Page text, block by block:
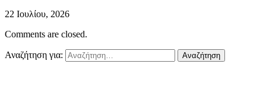
22 Ιουλίου, 2026
Comments are closed.
Αναζήτηση για: